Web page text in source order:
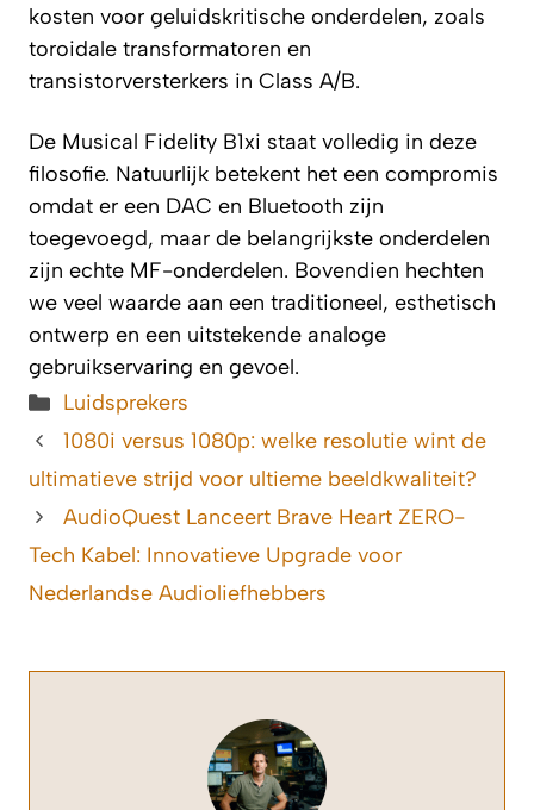
kosten voor geluidskritische onderdelen, zoals
toroidale transformatoren en
transistorversterkers in Class A/B.
De Musical Fidelity B1xi staat volledig in deze
filosofie. Natuurlijk betekent het een compromis
omdat er een DAC en Bluetooth zijn
toegevoegd, maar de belangrijkste onderdelen
zijn echte MF-onderdelen. Bovendien hechten
we veel waarde aan een traditioneel, esthetisch
ontwerp en een uitstekende analoge
gebruikservaring en gevoel.
Categorieën
Luidsprekers
1080i versus 1080p: welke resolutie wint de
ultimatieve strijd voor ultieme beeldkwaliteit?
AudioQuest Lanceert Brave Heart ZERO-
Tech Kabel: Innovatieve Upgrade voor
Nederlandse Audioliefhebbers